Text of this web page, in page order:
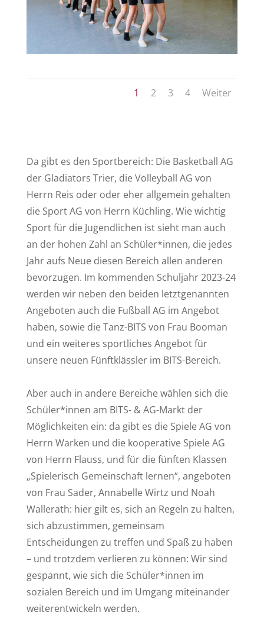
1 2 3 4 Weiter
Da gibt es den Sportbereich: Die Basketball AG
der Gladiators Trier, die Volleyball AG von
Herrn Reis oder oder eher allgemein gehalten
die Sport AG von Herrn Küchling. Wie wichtig
Sport für die Jugendlichen ist sieht man auch
an der hohen Zahl an Schüler*innen, die jedes
Jahr aufs Neue diesen Bereich allen anderen
bevorzugen. Im kommenden Schuljahr 2023-24
werden wir neben den beiden letztgenannten
Angeboten auch die Fußball AG im Angebot
haben, sowie die Tanz-BITS von Frau Booman
und ein weiteres sportliches Angebot für
unsere neuen Fünftklässler im BITS-Bereich.
Aber auch in andere Bereiche wählen sich die
Schüler*innen am BITS- & AG-Markt der
Möglichkeiten ein: da gibt es die Spiele AG von
Herrn Warken und die kooperative Spiele AG
von Herrn Flauss, und für die fünften Klassen
„Spielerisch Gemeinschaft lernen“, angeboten
von Frau Sader, Annabelle Wirtz und Noah
Wallerath: hier gilt es, sich an Regeln zu halten,
sich abzustimmen, gemeinsam
Entscheidungen zu treffen und Spaß zu haben
– und trotzdem verlieren zu können: Wir sind
gespannt, wie sich die Schüler*innen im
sozialen Bereich und im Umgang miteinander
weiterentwickeln werden.